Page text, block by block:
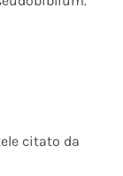
citato da